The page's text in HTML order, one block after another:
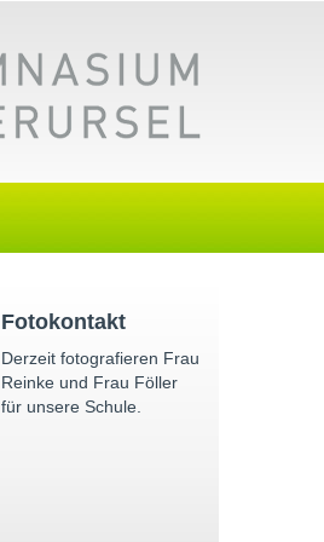
Fotokontakt
Derzeit fotografieren Frau
Reinke und Frau Föller
für unsere Schule.